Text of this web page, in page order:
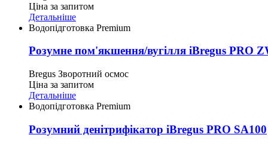
Ціна за запитом
Детальніше
Водопідготовка Premium
Розумне пом'якшення/вугілля iBregus PRO
Bregus Зворотний осмос
Ціна за запитом
Детальніше
Водопідготовка Premium
Розумний денітрифікатор iBregus PRO SA100